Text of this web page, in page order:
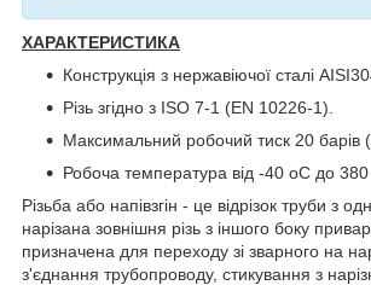
ХАРАКТЕРИСТИКА
Конструкція з нержавіючої сталі
Різь згідно з ISO 7-1 (EN 10226-1).
Максимальний робочий тиск 20 барів
Робоча температура від -40 oC до 380
Різьба або напівзгін - це відрізок труби з
нарізана зовнішня різь з іншого боку
призначена для переходу зі зварного на
з'єднання трубопроводу, стикування з